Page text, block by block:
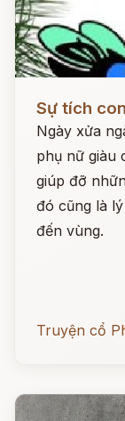
Sự tích
Ngày xửa
phụ nữ giàu
giúp đỡ
đó cũng là
đến vùng.
Truyện cổ